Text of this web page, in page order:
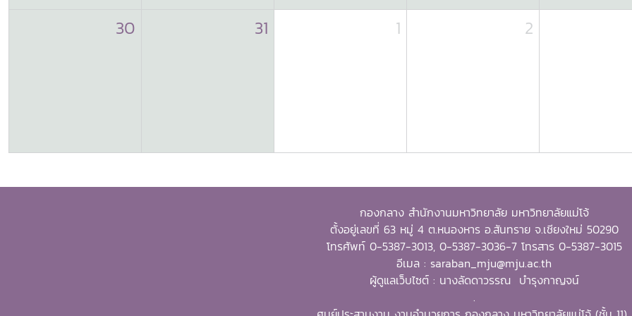
30 31 1 2
กองกลาง สำนักงานมหาวิทยาลัย มหาวิทยาลัยแม่โจ้
ตั้งอยู่เลขที่ 63 หมู่ 4 ต.หนองหาร อ.สันทราย จ.เชียงใหม่ 50290
โทรศัพท์ 0-5387-3013, 0-5387-3036-7 โทรสาร 0-5387-3015
อีเมล : saraban_mju@mju.ac.th
ผู้ดูแลเว็บไซต์ : นางลัดดาวรรณ บำรุงกาญจน์
.